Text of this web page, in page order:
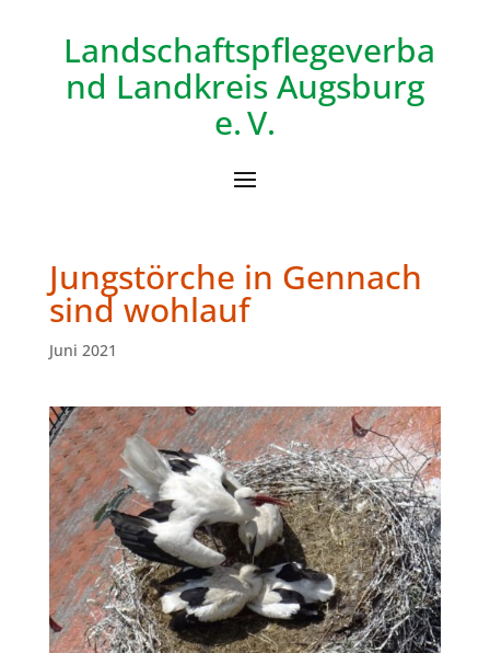
Landschaftspflegeverba
nd Landkreis Augsburg
e. V.
Jungstörche in Gennach
sind wohlauf
Juni 2021